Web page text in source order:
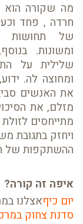
מה שקורה
חרדה , פחד
של תחושות
ומשונות.
שלילית על
ומחוצה לה.
את האנשים
מזלם, את
מתייחסים
ויחזק בתגובת
ההשתקפות של
איפה זה קורה?
יום כיףאצלנו
סדנת צחוק